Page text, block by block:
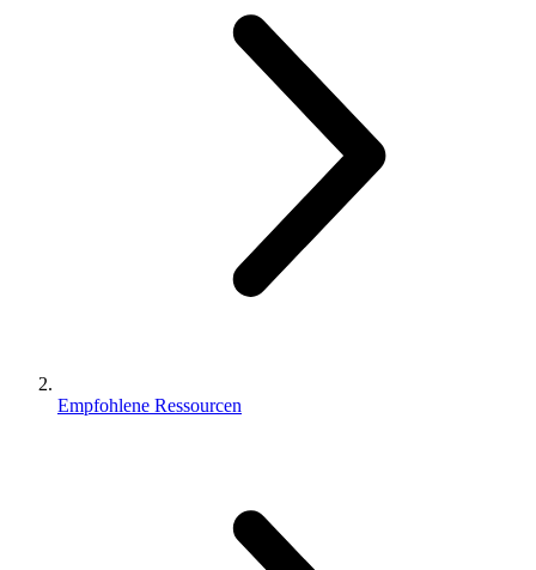
Empfohlene Ressourcen